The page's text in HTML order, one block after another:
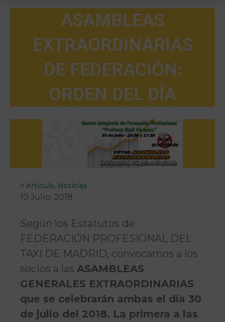
ASAMBLEAS
EXTRAORDINARIAS
DE FEDERACIÓN:
ORDEN DEL DÍA
> Artículo, Noticias
10 Julio, 2018
Según los Estatutos de
FEDERACIÓN PROFESIONAL DEL
TAXI DE MADRID, convocamos a los
socios a las ASAMBLEAS
GENERALES EXTRAORDINARIAS
que se celebrarán ambas el día 30
de julio del 2018. La primera a las